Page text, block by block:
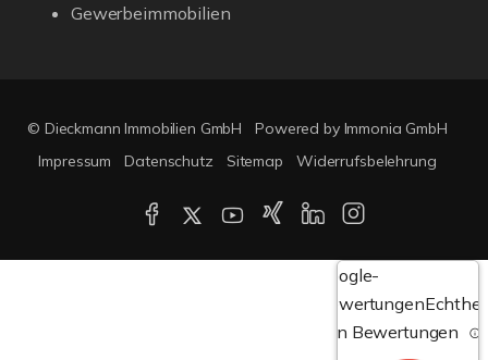
Gewerbeimmobilien
© Dieckmann Immobilien GmbH
Powered by Immonia GmbH
Impressum
Datenschutz Sitemap Widerrufsbelehrung
Google-
Bewertungen
von Bewertungen